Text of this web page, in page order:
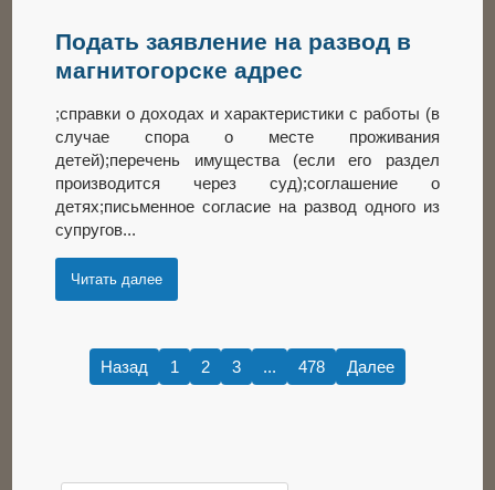
Подать заявление на развод в
магнитогорске адрес
;справки о доходах и характеристики с работы (в
случае спора о месте проживания
детей);перечень имущества (если его раздел
производится через суд);соглашение о
детях;письменное согласие на развод одного из
супругов...
Читать далее
Назад 1 2 3 ... 478 Далее